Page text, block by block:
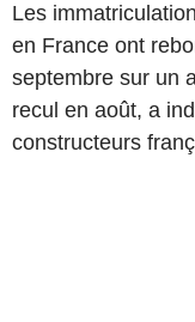
Les
en France ont
septembre sur un
recul en août, a
constructeurs